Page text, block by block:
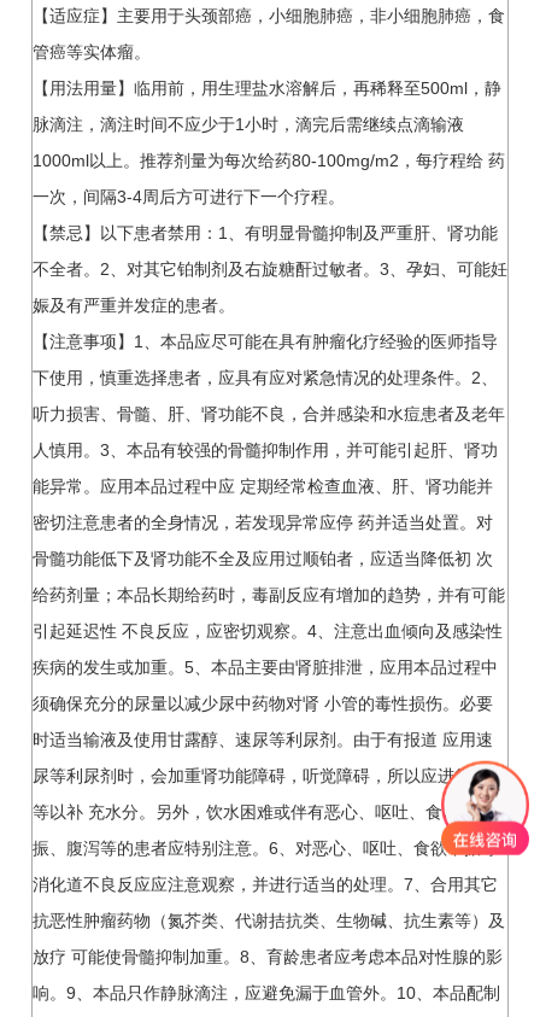
【适应症】主要用于头颈部癌，小细胞肺癌，非小细胞肺癌，食
管癌等实体瘤。
【用法用量】临用前，用生理盐水溶解后，再稀释至500ml，静
脉滴注，滴注时间不应少于1小时，滴完后需继续点滴输液
1000ml以上。推荐剂量为每次给药80-100mg/m2，每疗程给 药
一次，间隔3-4周后方可进行下一个疗程。
【禁忌】以下患者禁用：1、有明显骨髓抑制及严重肝、肾功能
不全者。2、对其它铂制剂及右旋糖酐过敏者。3、孕妇、可能妊
娠及有严重并发症的患者。
【注意事项】1、本品应尽可能在具有肿瘤化疗经验的医师指导
下使用，慎重选择患者，应具有应对紧急情况的处理条件。2、
听力损害、骨髓、肝、肾功能不良，合并感染和水痘患者及老年
人慎用。3、本品有较强的骨髓抑制作用，并可能引起肝、肾功
能异常。应用本品过程中应 定期经常检查血液、肝、肾功能并
密切注意患者的全身情况，若发现异常应停 药并适当处置。对
骨髓功能低下及肾功能不全及应用过顺铂者，应适当降低初 次
给药剂量；本品长期给药时，毒副反应有增加的趋势，并有可能
引起延迟性 不良反应，应密切观察。4、注意出血倾向及感染性
疾病的发生或加重。5、本品主要由肾脏排泄，应用本品过程中
须确保充分的尿量以减少尿中药物对肾 小管的毒性损伤。必要
时适当输液及使用甘露醇、速尿等利尿剂。由于有报道 应用速
尿等利尿剂时，会加重肾功能障碍，听觉障碍，所以应进行输液
等以补 充水分。另外，饮水困难或伴有恶心、呕吐、食欲不
振、腹泻等的患者应特别注意。6、对恶心、呕吐、食欲不振等
消化道不良反应应注意观察，并进行适当的处理。7、合用其它
抗恶性肿瘤药物（氮芥类、代谢拮抗类、生物碱、抗生素等）及
放疗 可能使骨髓抑制加重。8、育龄患者应考虑本品对性腺的影
响。9、本品只作静脉滴注，应避免漏于血管外。10、本品配制